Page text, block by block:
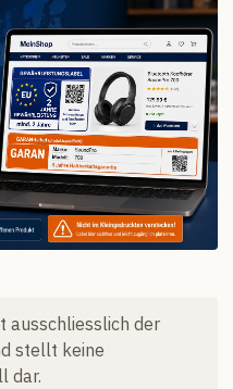
ausschliesslich der
stellt keine
dar.